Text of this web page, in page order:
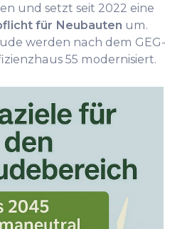
und setzt seit 2022 eine
für Neubauten um.
werden nach dem GEG-
55 modernisiert.